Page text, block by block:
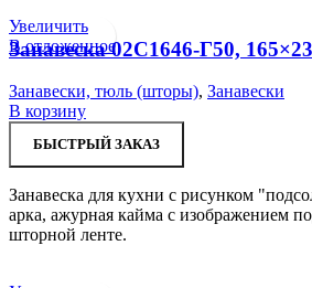
Увеличить
В отложенное
Занавеска 02С1646-Г50,
Занавески, тюль (шторы), Занавески
В корзину
БЫСТРЫЙ ЗАКАЗ
Занавеска для кухни с рисунком
арка, ажурная кайма с изображением
шторной ленте.